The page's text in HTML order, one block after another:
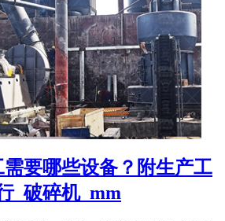
要哪些设备？附生产工
_破碎机_mm